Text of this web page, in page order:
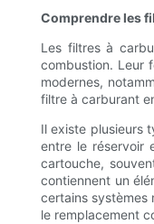
Comprendre les
Les filtres à
combustion. Leur
modernes,
filtre à carburant
Il existe plusieurs
entre le réservoir
cartouche,
contiennent un
certains systèmes
le remplacement